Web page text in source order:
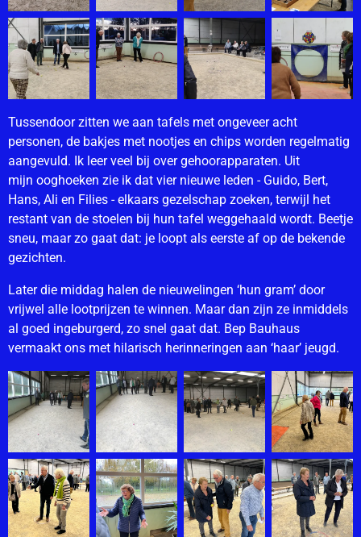
Tussendoor zitten we aan tafels met ongeveer acht
personen, de bakjes met nootjes en chips worden regelmatig
aangevuld. Ik leer veel bij over gehoorapparaten. Uit
mijn ooghoeken zie ik dat vier nieuwe leden - Guido, Bert,
Hans, Ali en Filies - elkaars gezelschap zoeken, terwijl het
restant van de stoelen bij hun tafel weggehaald wordt. Beetje
sneu, maar zo gaat dat: je loopt als eerste af op de bekende
gezichten.
Later die middag halen de nieuwelingen ‘hun gram’ door
vrijwel alle lootprijzen te winnen. Maar dan zijn ze inmiddels
al goed ingeburgerd, zo snel gaat dat. Bep Bauhaus
vermaakt ons met hilarisch herinneringen aan ‘haar’ jeugd.